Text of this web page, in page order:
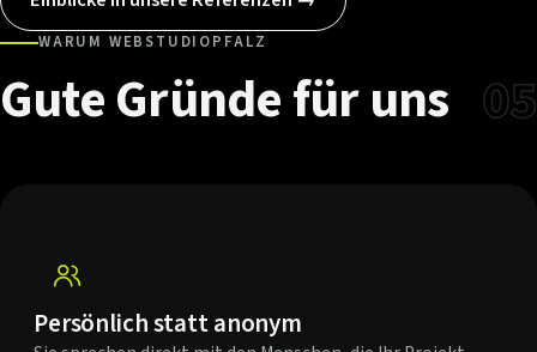
WARUM WEBSTUDIOPFALZ
GuteGründefüruns 05
Persönlich statt anonym